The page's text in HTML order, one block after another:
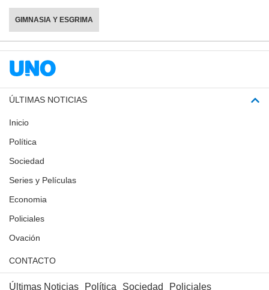
GIMNASIA Y ESGRIMA
ÚLTIMAS NOTICIAS
Inicio
Política
Sociedad
Series y Películas
Economia
Policiales
Ovación
CONTACTO
Últimas Noticias Política Sociedad Policiales